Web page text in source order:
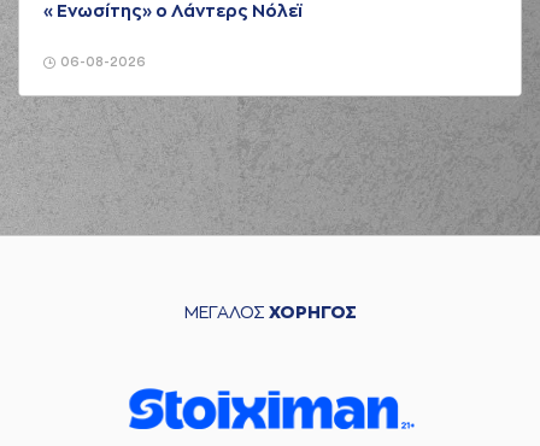
06-08-2026
«Ενωσίτης» ο Λάντερς Νόλεϊ
ΜΕΓΑΛΟΣ ΧΟΡΗΓΟΣ